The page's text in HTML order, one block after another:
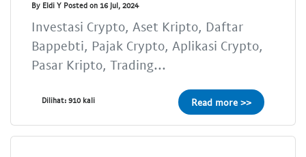
By Eldi Y Posted on 16 Jul, 2024
Investasi Crypto, Aset Kripto, Daftar
Bappebti, Pajak Crypto, Aplikasi Crypto,
Pasar Kripto, Trading...
Dilihat: 910 kali Read more >>